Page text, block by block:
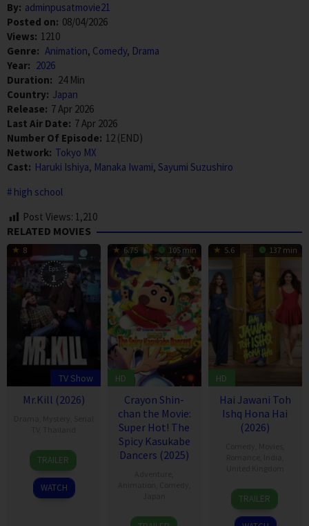
By: adminpusatmovie21
Posted on: 08/04/2026
Views: 1210
Genre: Animation, Comedy, Drama
Year: 2026
Duration: 24 Min
Country: Japan
Release: 7 Apr 2026
Last Air Date: 7 Apr 2026
Number Of Episode: 12 (END)
Network: Tokyo MX
Cast: Haruki Ishiya, Manaka Iwami, Sayumi Suzushiro
high school
Post Views: 1,210
RELATED MOVIES
8
Eps:
1
TV Show
Mr.Kill (2026)
7
Jul
2026
Thitipong
Chaisati
TRAILER
WATCH
6.75 105 min
HD
Crayon Shin-
chan the Movie:
Super Hot! The
Spicy Kasukabe
Dancers (2025)
8
Masakazu
5.6 137 min
HD
Hai Jawani Toh
Ishq Hona Hai
(2026)
4
Jun
2026
David
Dhawan
TRAILER